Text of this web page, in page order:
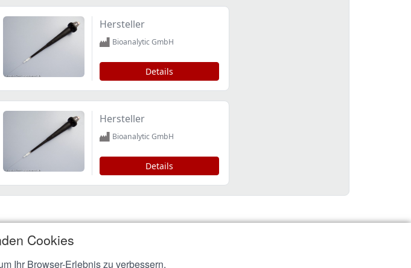
Cookies
Ihr Browser-Erlebnis zu verbessern.
Hersteller
Bioanalytic GmbH
Details
Hersteller
Bioanalytic GmbH
Details